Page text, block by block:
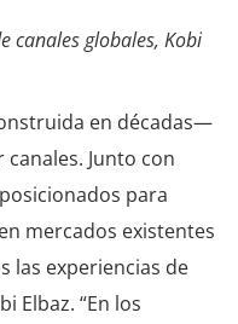
canales globales, Kobi
en décadas—
Junto con
para
mercados existentes
las experiencias de
Elbaz. “En los